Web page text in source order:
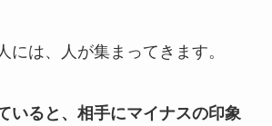
には、人が集まってきます。
いると、相手にマイナスの印象